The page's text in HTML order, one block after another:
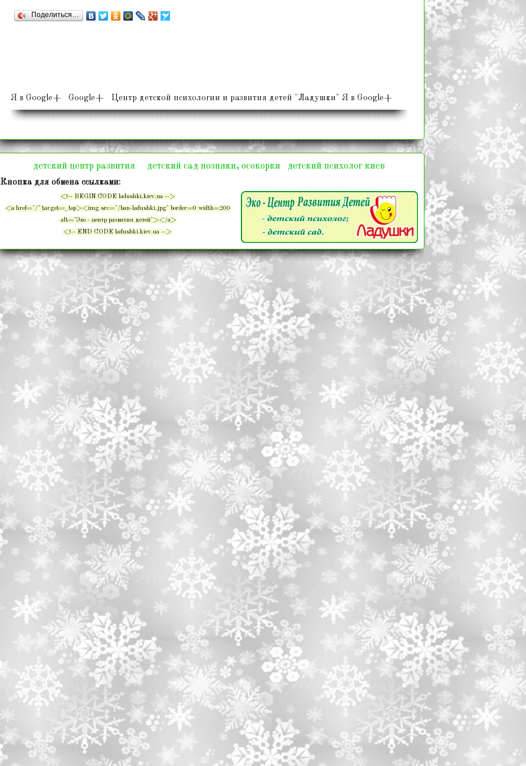
Поделиться…
Я в Google+ Google+ Центр детской психологии и развития детей "Ладушки" Я в Google+
детский центр развития детский сад позняки, осокорки детский психолог киев
Кнопка для обмена ссылками:
<!-- BEGIN CODE ladushki.kiev.ua -->
<a href="/" target=_top><img src="/ban-ladushki.jpg" border=0 width=200
alt="Эко - центр развития детей"></a>
<!-- END CODE ladushki.kiev.ua -->